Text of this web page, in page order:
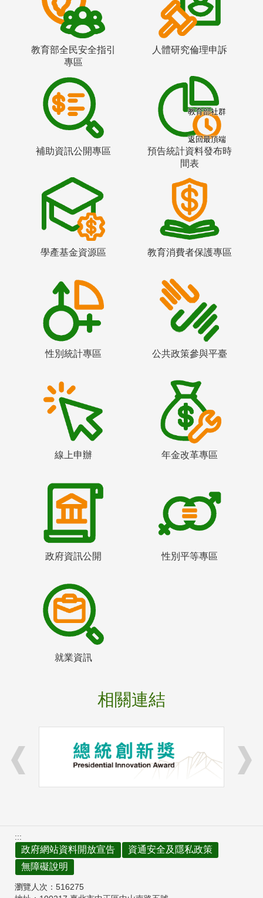
教育部全民安全指引
專區
人體研究倫理申訴
補助資訊公開專區
預告統計資料發布時
間表
學產基金資源區 教育消費者保護專區
性別統計專區 公共政策參與平臺
線上申辦 年金改革專區
政府資訊公開 性別平等專區
就業資訊
相關連結
教育部社群
返回最頂端
:::
政府網站資料開放宣告
資通安全及隱私政策
無障礙說明
瀏覽人次： 516275